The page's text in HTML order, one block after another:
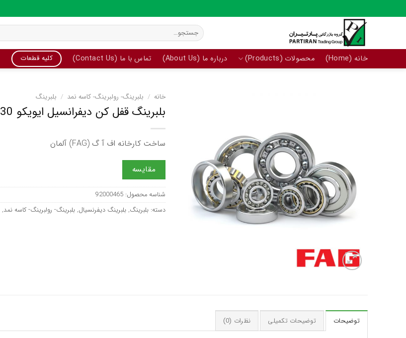
to
جستجو
برای:
خانه (Home) محصولات (Products) درباره ما (About Us) تماس با ما (Contact Us) کلیه قطعات
خانه / بلبرینگ- رولبرینگ- کاسه نمد / بلبرینگ
بلبرینگ قفل کن دیفرانسیل ایویکو 330
ساخت کارخانه اف آ گ (FAG) آلمان
مقایسه
شناسه محصول: 92000465
دسته: بلبرینگ, بلبرینگ دیفرنسیال, بلبرینگ- رولبرینگ- کاسه نمد,
توضیحات توضیحات تکمیلی نظرات (0)